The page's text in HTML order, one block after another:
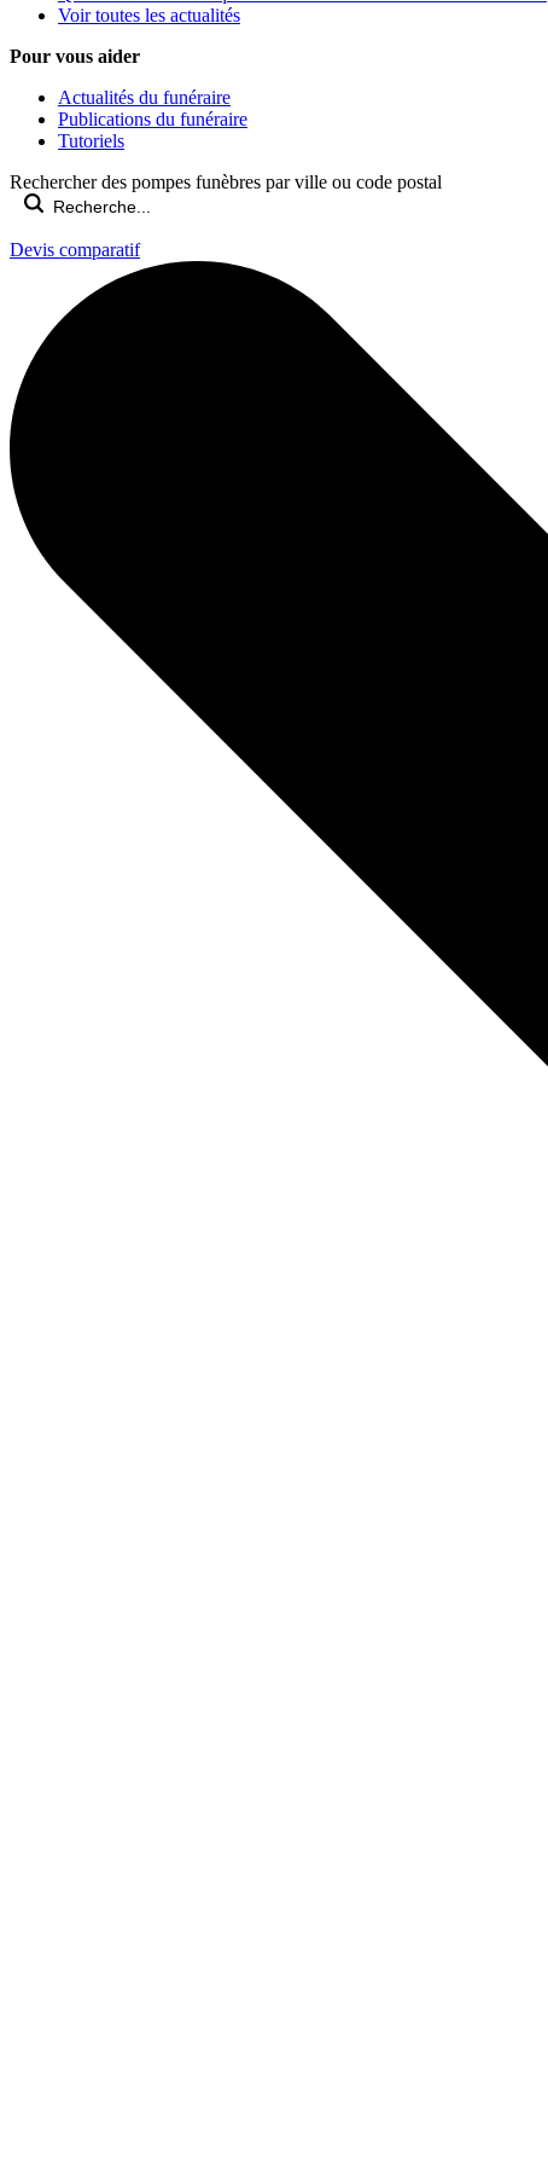
Voir toutes les actualités
Pour vous aider
Actualités du funéraire
Publications du funéraire
Tutoriels
Rechercher des pompes funèbres par ville ou code postal
Devis comparatif